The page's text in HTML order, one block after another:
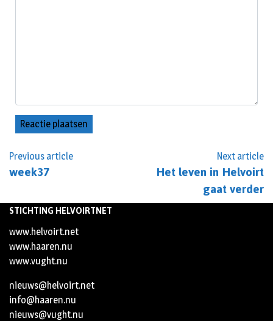
Previous article
week37
Next article
Het leven in Helvoirt
gaat verder
STICHTING HELVOIRTNET
www.helvoirt.net
www.haaren.nu
www.vught.nu
nieuws@helvoirt.net
info@haaren.nu
nieuws@vught.nu